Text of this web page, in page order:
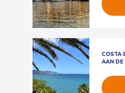
COSTA
AAN DE